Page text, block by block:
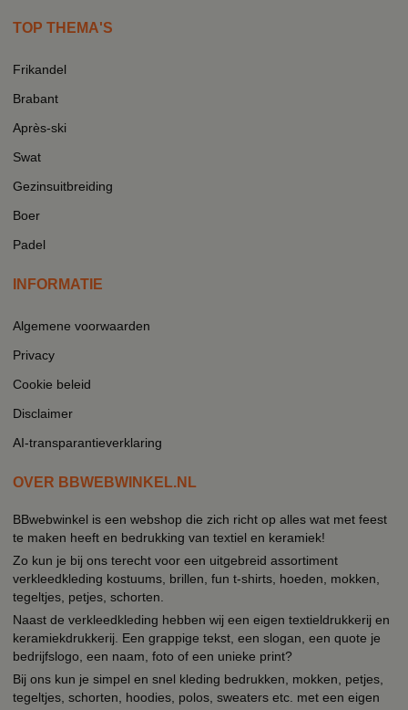
TOP THEMA'S
Frikandel
Brabant
Après-ski
Swat
Gezinsuitbreiding
Boer
Padel
INFORMATIE
Algemene voorwaarden
Privacy
Cookie beleid
Disclaimer
AI-transparantieverklaring
OVER BBWEBWINKEL.NL
BBwebwinkel is een webshop die zich richt op alles wat met feest
te maken heeft en bedrukking van textiel en keramiek!
Zo kun je bij ons terecht voor een uitgebreid assortiment
verkleedkleding kostuums, brillen, fun t-shirts, hoeden, mokken,
tegeltjes, petjes, schorten.
Naast de verkleedkleding hebben wij een eigen textieldrukkerij en
keramiekdrukkerij. Een grappige tekst, een slogan, een quote je
bedrijfslogo, een naam, foto of een unieke print?
Bij ons kun je simpel en snel kleding bedrukken, mokken, petjes,
tegeltjes, schorten, hoodies, polos, sweaters etc. met een eigen